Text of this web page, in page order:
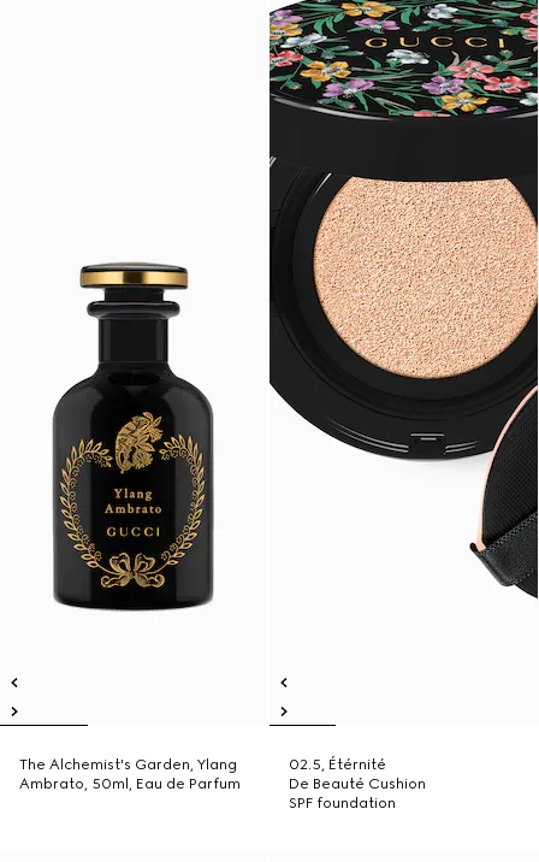
The Alchemist's Garden, Ylang
Ambrato, 50ml, Eau de Parfum
02.5, Étérnité
De Beauté Cushion
SPF foundation